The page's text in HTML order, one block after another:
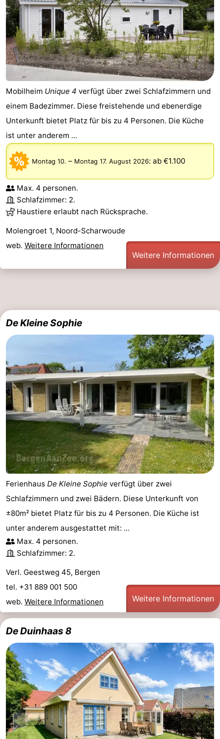
Mobilheim Unique 4 verfügt über zwei Schlafzimmern und
einem Badezimmer. Diese freistehende und ebenerdige
Unterkunft bietet Platz für bis zu 4 Personen. Die Küche
ist unter anderem ...
Montag 10. – Montag 17. August 2026: ab €1.100
Max. 4 personen.
Schlafzimmer: 2.
Haustiere erlaubt nach Rücksprache.
Molengroet 1, Noord-Scharwoude
web. Weitere Informationen
Weitere Informationen
De Kleine Sophie
Ferienhaus De Kleine Sophie verfügt über zwei
Schlafzimmern und zwei Bädern. Diese Unterkunft von
±80m² bietet Platz für bis zu 4 Personen. Die Küche ist
unter anderem ausgestattet mit: ...
Max. 4 personen.
Schlafzimmer: 2.
Verl. Geestweg 45, Bergen
tel. +31 889 001 500
web. Weitere Informationen Weitere Informationen
De Duinhaas 8